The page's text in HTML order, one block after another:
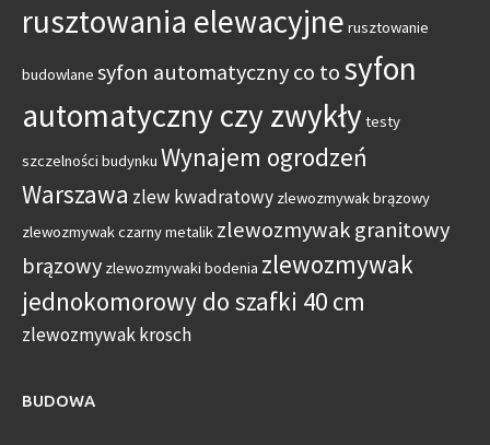
rusztowania elewacyjne rusztowanie
budowlane syfon automatyczny co tosyfon
automatyczny czy zwykłytesty
szczelności budynku Wynajem ogrodzeń
Warszawa zlew kwadratowy zlewozmywak brązowy
zlewozmywak czarny metalik zlewozmywak granitowy
brązowy zlewozmywaki bodenia zlewozmywak
jednokomorowy do szafki 40 cm
zlewozmywak krosch
BUDOWA